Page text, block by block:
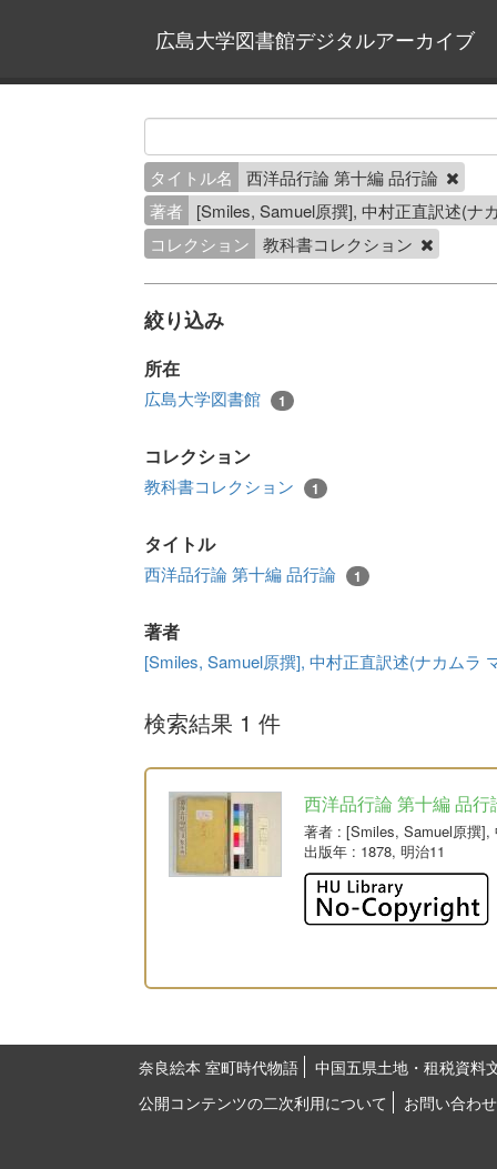
広島大学図書館デジタルアーカイブ
タイトル名
西洋品行論 第十編 品行論
著者
[Smiles, Samuel原撰], 中村正直訳述(ナ
コレクション
教科書コレクション
絞り込み
所在
広島大学図書館 1
コレクション
教科書コレクション 1
タイトル
西洋品行論 第十編 品行論 1
著者
[Smiles, Samuel原撰], 中村正直訳述(ナカムラ
検索結果 1 件
西洋品行論 第十編 品行
著者 : [Smiles, Samuel原撰
出版年 : 1878, 明治11
奈良絵本 室町時代物語
中国五県土地・租税資料
公開コンテンツの二次利用について
お問い合わせ